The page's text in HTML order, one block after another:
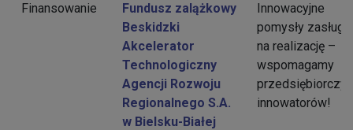
Finansowanie
Fundusz zalążkowy
Beskidzki
Akcelerator
Technologiczny
Agencji Rozwoju
Regionalnego S.A.
w Bielsku-Białej
Innowacyjne
pomysły
na realizację –
wspomagamy
innowatorów!